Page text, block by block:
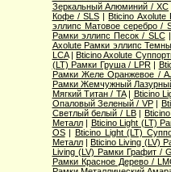
Зеркальный Алюминий / XC
Кофе / SLS|Bticino Axolute
эллипс Матовое серебро /
Рамки эллипс Песок / SLC
Axolute Рамки эллипс
LCA|Bticino Axolute
(LT) Рамки Груша / LPR|
Рамки Желе Оранжевое /
Рамки Жемчужный
Мягкий Титан / TA| Bticino
Опаловый Зеленый / VP|
Светлый белый / LB|
Металл| Bticino Light (LT)
OS| Bticino Light (LT)
Металл|Bticino Living (LV)
Living (LV) Рамки Графит /
Рамки Красное Дерево /